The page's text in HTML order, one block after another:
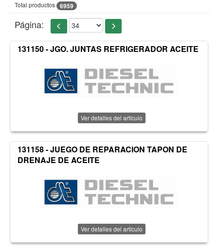
Total productos 6959
Página:
131150 - JGO. JUNTAS REFRIGERADOR ACEITE
Ver detalles del artículo
131158 - JUEGO DE REPARACION TAPON DE
DRENAJE DE ACEITE
Ver detalles del artículo